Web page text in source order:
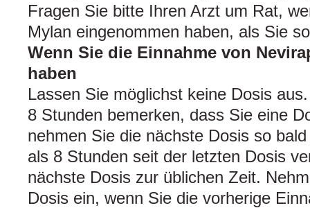
Fragen Sie bitte Ihren Arzt um Rat,
Mylan eingenommen haben, als Sie
Wenn Sie die Einnahme von
haben
Lassen Sie möglichst keine Dosis
8 Stunden bemerken, dass Sie eine
nehmen Sie die nächste Dosis so
als 8 Stunden seit der letzten Dosis
nächste Dosis zur üblichen Zeit.
Dosis ein, wenn Sie die vorherige